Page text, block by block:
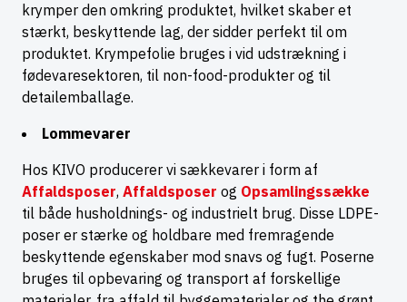
krymper den omkring produktet, hvilket skaber et
stærkt, beskyttende lag, der sidder perfekt til om
produktet. Krympefolie bruges i vid udstrækning i
fødevaresektoren, til non-food-produkter og til
detailemballage.
Lommevarer
Hos KIVO producerer vi sækkevarer i form af
Affaldsposer, Affaldsposer og Opsamlingssække
til både husholdnings- og industrielt brug. Disse LDPE-
poser er stærke og holdbare med fremragende
beskyttende egenskaber mod snavs og fugt. Poserne
bruges til opbevaring og transport af forskellige